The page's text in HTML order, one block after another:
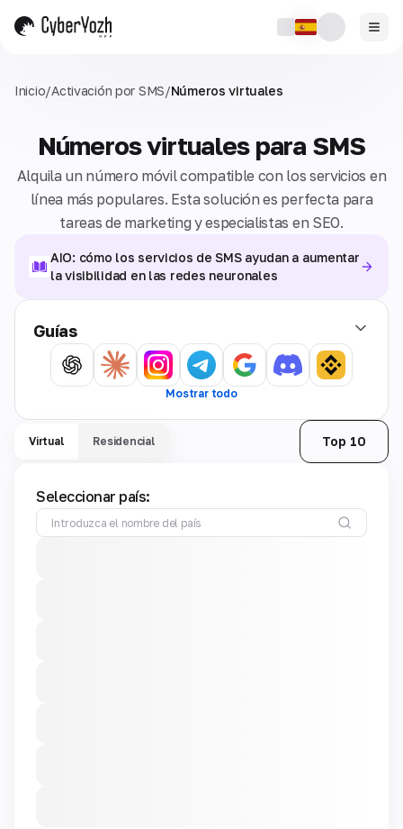
Inicio/Activación por SMS/Números virtuales
Números virtuales para SMS
Alquila un número móvil compatible con los servicios en
línea más populares. Esta solución es perfecta para
tareas de marketing y especialistas en SEO.
AIO: cómo los servicios de SMS ayudan a aumentar
la visibilidad en las redes neuronales
Guías
Mostrar todo
Virtual Residencial Top 10
Seleccionar país: